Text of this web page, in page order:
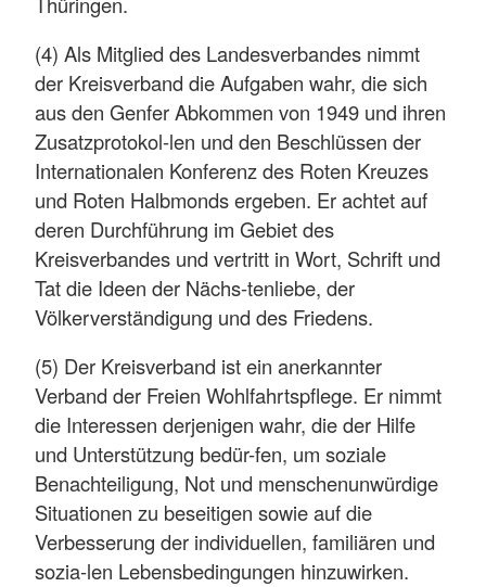
(4) Als Mitglied des Landesverbandes nimmt
der Kreisverband die Aufgaben wahr, die sich
aus den Genfer Abkommen von 1949 und ihren
Zusatzprotokol-len und den Beschlüssen der
Internationalen Konferenz des Roten Kreuzes
und Roten Halbmonds ergeben. Er achtet auf
deren Durchführung im Gebiet des
Kreisverbandes und vertritt in Wort, Schrift und
Tat die Ideen der Nächs-tenliebe, der
Völkerverständigung und des Friedens.
(5) Der Kreisverband ist ein anerkannter
Verband der Freien Wohlfahrtspflege. Er nimmt
die Interessen derjenigen wahr, die der Hilfe
und Unterstützung bedür-fen, um soziale
Benachteiligung, Not und menschenunwürdige
Situationen zu beseitigen sowie auf die
Verbesserung der individuellen, familiären und
sozia-len Lebensbedingungen hinzuwirken.